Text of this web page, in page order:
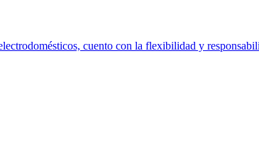
cuento con la flexibilidad y